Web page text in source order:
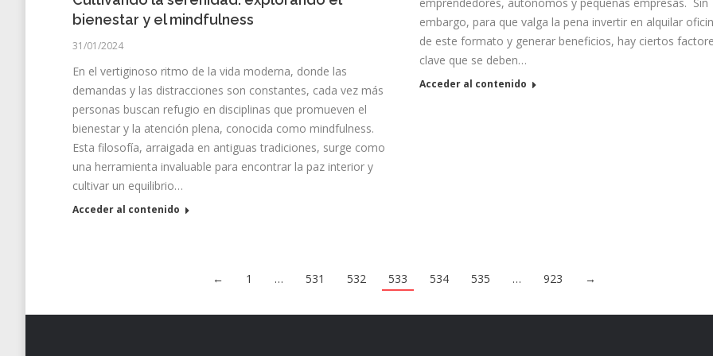
embargo, para que valga la pena invertir en alquilar
de este formato y generar beneficios, hay ciertos
clave que se deben…
Acceder al contenido
bienestar y el mindfulness
31/01/2024
En el vertiginoso ritmo de la vida moderna, donde las
demandas y las distracciones son constantes, cada vez más
personas buscan refugio en disciplinas que promueven el
bienestar y la atención plena, conocida como mindfulness.
Esta filosofía, arraigada en antiguas tradiciones, surge como
una herramienta invaluable para encontrar la paz interior y
cultivar un equilibrio…
Acceder al contenido
← 1 … 531 532 533 534 535 … 923 →